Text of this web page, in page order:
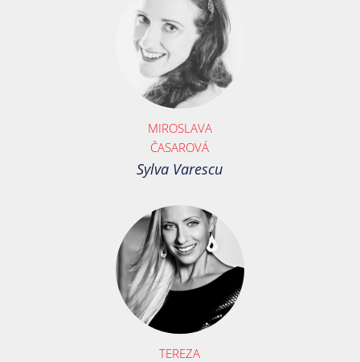
MIROSLAVA
ČASAROVÁ
Sylva Varescu
TEREZA